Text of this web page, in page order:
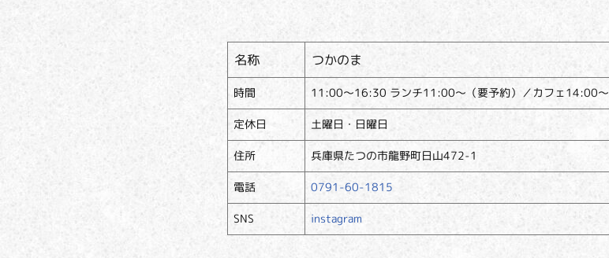
名称 つかのま
時間
11:00～16:30 ランチ11:00～（要予約）／カフェ14:00～
定休日
土曜日・日曜日
住所
兵庫県たつの市龍野町日山472-1
電話
0791-60-1815
SNS
instagram